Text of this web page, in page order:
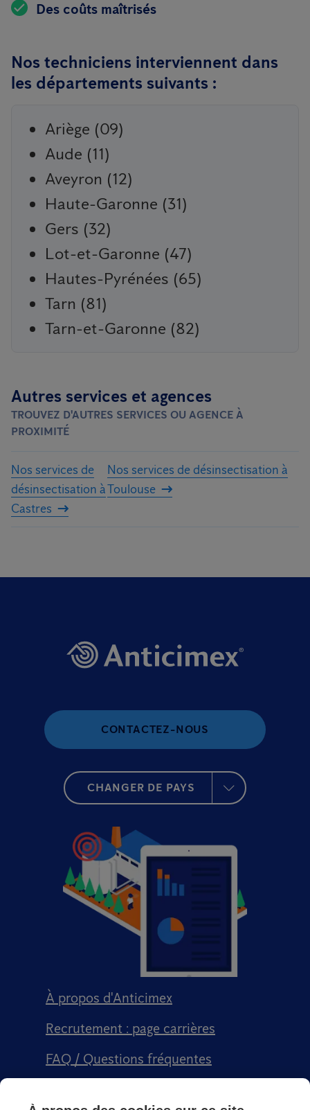
Des coûts maîtrisés
Nos techniciens interviennent dans
les départements suivants :
Ariège (09)
Aude (11)
Aveyron (12)
Haute-Garonne (31)
Gers (32)
Lot-et-Garonne (47)
Hautes-Pyrénées (65)
Tarn (81)
Tarn-et-Garonne (82)
Autres services et agences
TROUVEZ D'AUTRES SERVICES OU AGENCE À
PROXIMITÉ
Nos services de
désinsectisation à
Castres
Nos services de désinsectisation à
Toulouse
CONTACTEZ-NOUS
CHANGER DE PAYS
À propos d'Anticimex
Recrutement : page carrières
FAQ / Questions fréquentes